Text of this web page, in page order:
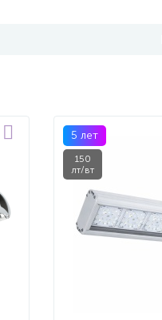
5 лет
150
лт/вт